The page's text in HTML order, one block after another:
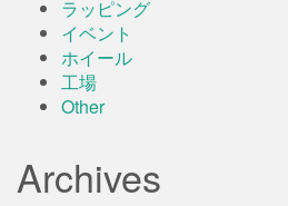
ラッピング
イベント
ホイール
工場
Other
Archives